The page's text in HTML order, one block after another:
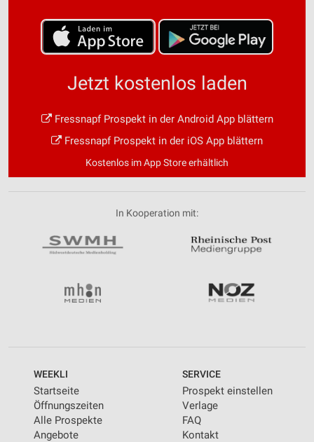
Jetzt kostenlos laden
Fressnapf Prospekt in der Android App blättern
Fressnapf Prospekt in der iOS App blättern
Kostenlos im App Store erhältlich
In Kooperation mit:
WEEKLI
Startseite
Öffnungszeiten
Alle Prospekte
Angebote
SERVICE
Prospekt einstellen
Verlage
FAQ
Kontakt